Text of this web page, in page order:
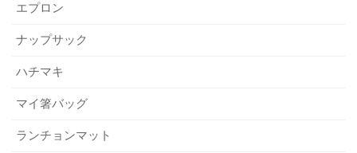
また、時計やマグカップなどは、どの家庭にもすでにある
ものです。「今使っているものが壊れたら使おう」としま
少なくないでしょう。ですから、実用的な卒業記念品を贈
るならば「何枚あっても困らないもの」や「使いやすいデ
マグカップや時計よりも、ハンカチやランチョンマット、
関連記事 手旗もオリジナルで勝負！ 販促品や記念品に最適な理由は？
関連記事
4．オリジナルデザインの卒業記念品を作る
エプロン
ナップサック
ハチマキ
マイ箸バッグ
ランチョンマット